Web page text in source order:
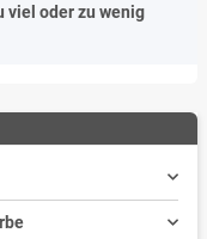
viel oder zu wenig